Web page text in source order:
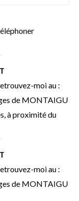
moi au :
de MONTAIGU
à proximité du
moi au :
de MONTAIGU